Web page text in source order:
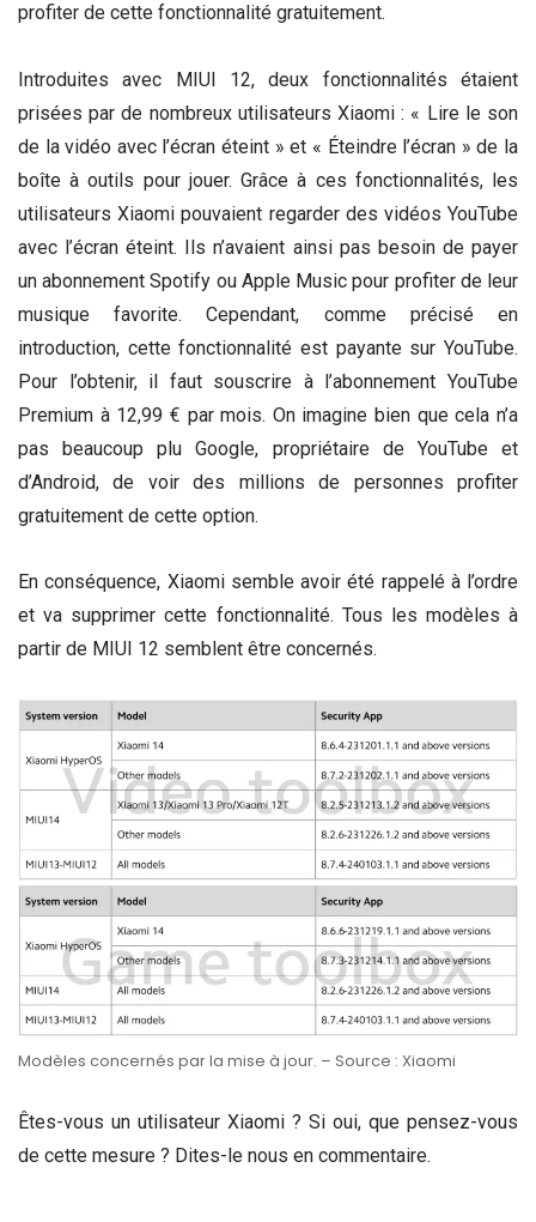
profiter de cette fonctionnalité gratuitement.
Introduites avec MIUI 12, deux fonctionnalités étaient
prisées par de nombreux utilisateurs Xiaomi : « Lire le son
de la vidéo avec l’écran éteint » et « Éteindre l’écran » de la
boîte à outils pour jouer. Grâce à ces fonctionnalités, les
utilisateurs Xiaomi pouvaient regarder des vidéos YouTube
avec l’écran éteint. Ils n’avaient ainsi pas besoin de payer
un abonnement Spotify ou Apple Music pour profiter de leur
musique favorite. Cependant, comme précisé en
introduction, cette fonctionnalité est payante sur YouTube.
Pour l’obtenir, il faut souscrire à l’abonnement YouTube
Premium à 12,99 € par mois. On imagine bien que cela n’a
pas beaucoup plu Google, propriétaire de YouTube et
d’Android, de voir des millions de personnes profiter
gratuitement de cette option.
En conséquence, Xiaomi semble avoir été rappelé à l’ordre
et va supprimer cette fonctionnalité. Tous les modèles à
partir de MIUI 12 semblent être concernés.
Modèles concernés par la mise à jour. – Source : Xiaomi
Êtes-vous un utilisateur Xiaomi ? Si oui, que pensez-vous
de cette mesure ? Dites-le nous en commentaire.